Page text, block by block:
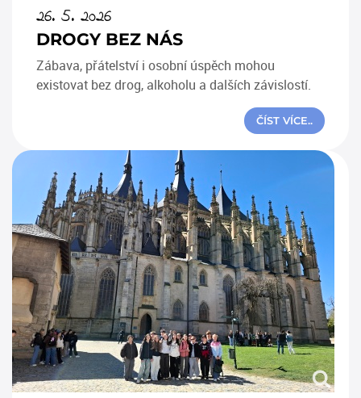
26. 5. 2026
DROGY BEZ NÁS
Zábava, přátelství i osobní úspěch mohou
existovat bez drog, alkoholu a dalších závislostí.
ČÍST VÍCE..